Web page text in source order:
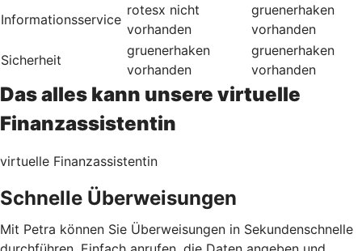
Informationsservice
rotesx nicht
vorhanden
gruenerhaken
vorhanden
Sicherheit
gruenerhaken
vorhanden
gruenerhaken
vorhanden
Das alles kann unsere virtuelle
Finanzassistentin
virtuelle Finanzassistentin
Schnelle Überweisungen
Mit Petra können Sie Überweisungen in Sekundenschnelle